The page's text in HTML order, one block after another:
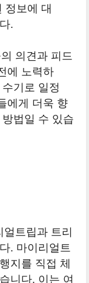
정보에 대
.
의견과 피드
에 노력하
기로 일정
에게 더욱 향
법일 수 있습
트립과 트리
. 마이리얼트
지를 직접 체
니다. 이는 여